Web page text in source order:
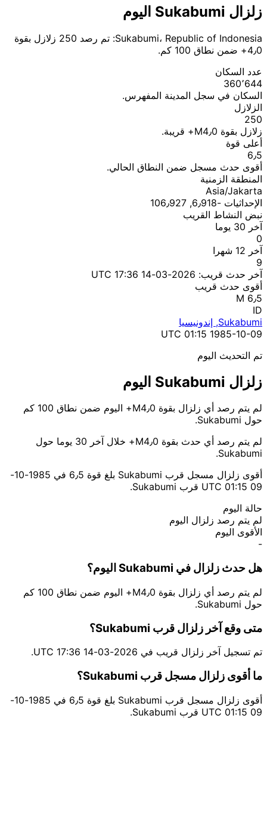
زلزال Sukabumi اليوم
Sukabumi، Republic of Indonesia: تم رصد 250 زلازل بقوة
4٫0+ ضمن نطاق 100 كم.
عدد السكان
360٬644
السكان في سجل المدينة المفهرس.
الزلازل
250
زلازل بقوة M4٫0+ قريبة.
أعلى قوة
6٫5
أقوى حدث مسجل ضمن النطاق الحالي.
المنطقة الزمنية
Asia/Jakarta
الإحداثيات ؜-6٫918, 106٫927
نبض النشاط القريب
آخر 30 يوما
0
آخر 12 شهرا
9
آخر حدث قريب: 2026-03-14 17:36 UTC
أقوى حدث قريب
M 6٫5
ID
Sukabumi, إندونيسيا
1985-10-09 01:15 UTC
تم التحديث اليوم
زلزال Sukabumi اليوم
لم يتم رصد أي زلزال بقوة M4٫0+ اليوم ضمن نطاق 100 كم
حول Sukabumi.
لم يتم رصد أي حدث بقوة M4٫0+ خلال آخر 30 يوما حول
Sukabumi.
أقوى زلزال مسجل قرب Sukabumi بلغ قوة 6٫5 في 1985-10-
09 01:15 UTC قرب Sukabumi.
حالة اليوم
لم يتم رصد زلزال اليوم
الأقوى اليوم
-
هل حدث زلزال في Sukabumi اليوم؟
لم يتم رصد أي زلزال بقوة M4٫0+ اليوم ضمن نطاق 100 كم
حول Sukabumi.
متى وقع آخر زلزال قرب Sukabumi؟
تم تسجيل آخر زلزال قريب في 2026-03-14 17:36 UTC.
ما أقوى زلزال مسجل قرب Sukabumi؟
أقوى زلزال مسجل قرب Sukabumi بلغ قوة 6٫5 في 1985-10-
09 01:15 UTC قرب Sukabumi.